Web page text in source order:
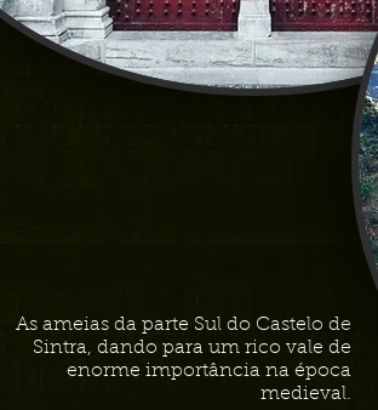
As ameias da parte Sul do Castelo de
Sintra, dando para um rico vale de
enorme importância na época
medieval.